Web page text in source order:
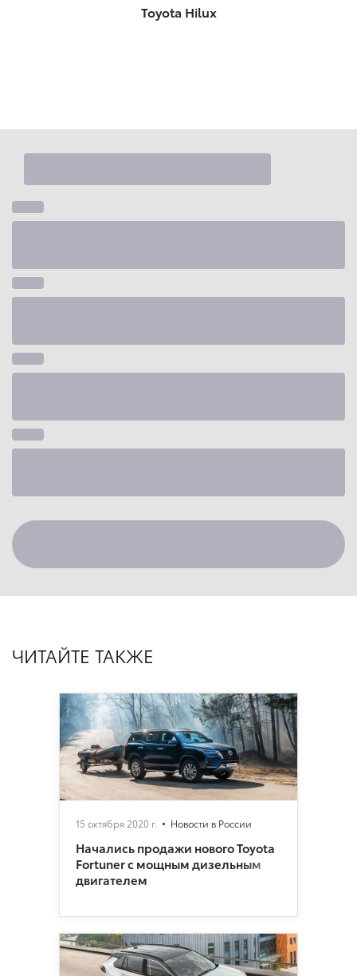
Toyota Hilux
ЧИТАЙТЕ ТАКЖЕ
15 октября 2020 г. Новости в России
Начались продажи нового Toyota
Fortuner с мощным дизельным
двигателем